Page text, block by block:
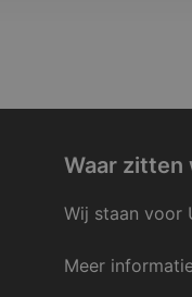
Waar zitten
Wij staan voor
Meer